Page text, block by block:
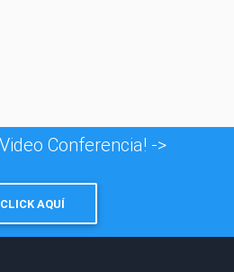
Conferencia! ->
CLICK AQUÍ